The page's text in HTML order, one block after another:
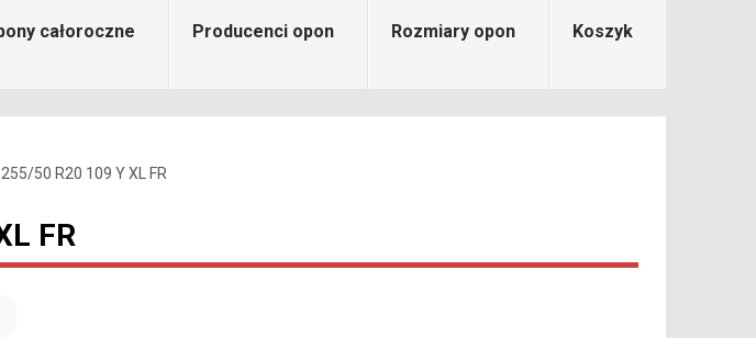
całoroczne Producenci opon Rozmiary opon Koszyk
255/50 R20 109 Y XL FR
FR